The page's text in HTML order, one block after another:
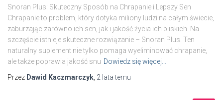
Snoran Plus: Skuteczny Sposób na Chrapanie i Lepszy Sen
Chrapanie to problem, który dotyka miliony ludzi na całym świecie,
zaburzając zarówno ich sen, jak i jakość życia ich bliskich. Na
szczęście istnieje skuteczne rozwiązanie – Snoran Plus. Ten
naturalny suplement nie tylko pomaga wyeliminować chrapanie,
ale także poprawia jakość snu Dowiedz się więcej…
Przez Dawid Kaczmarczyk 2 latatemu